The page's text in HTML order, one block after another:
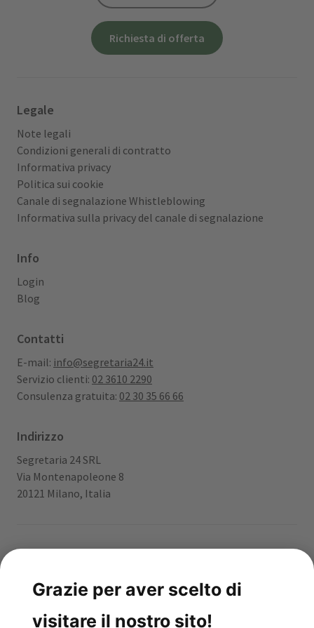
Richiesta di offerta
Legale
Note legali
Condizioni generali di contratto
Informativa privacy
Politica sui cookie
Canale di segnalazione Whistleblowing
Informativa sulla privacy del canale di segnalazione
Info
Login
Blog
Contatti
E-mail: info@segretaria24.it
Servizio clienti: 02 3610 2290
Consulenza gratuita: 02 30 35 66 66
Indirizzo
Segretaria 24 SRL
Via Montenapoleone 8
20121 Milano, Italia